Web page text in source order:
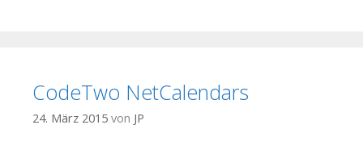
CodeTwo NetCalendars
24. März 2015 von JP